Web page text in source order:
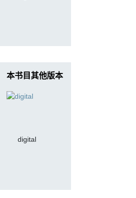
本书目其他版本
digital